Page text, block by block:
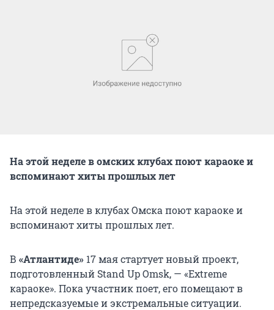
На этой неделе в омских клубах поют караоке и
вспоминают хиты прошлых лет
На этой неделе в клубах Омска поют караоке и
вспоминают хиты прошлых лет.
В «Атлантиде» 17 мая стартует новый проект,
подготовленный Stand Up Omsk, — «Extreme
караоке». Пока участник поет, его помещают в
непредсказуемые и экстремальные ситуации.